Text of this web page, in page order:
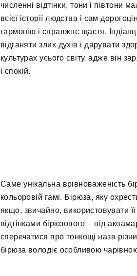
численні відтінки, тони і півтони
всієї історії людства і сам
гармонію і справжнє щастя.
відганяти злих духів і дарувати
культурах усього світу, адже він
і спокій.
Саме унікальна врівноваженість
кольоровій гамі. Бірюза, яку
якщо, звичайно, використовувати
відтінками бірюзового – від
сперечатися про тонкощі назв
бірюза володіє особливою